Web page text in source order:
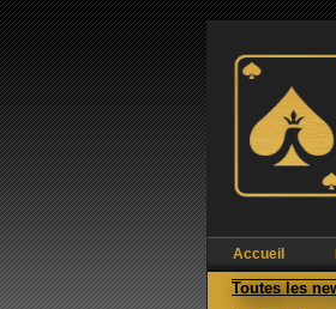
Accueil
Toutes les